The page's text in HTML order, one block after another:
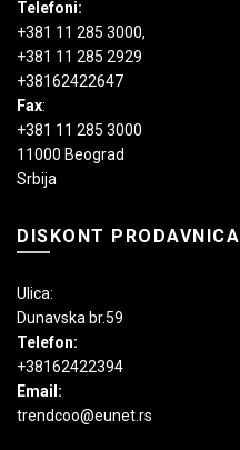
Telefoni:
+381 11 285 3000,
+381 11 285 2929
+38162422647
Fax:
+381 11 285 3000
11000 Beograd
Srbija
DISKONT PRODAVNICA
Ulica:
Dunavska br.59
Telefon:
+38162422394
Email:
trendcoo@eunet.rs